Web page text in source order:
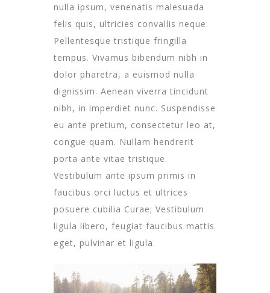
nulla ipsum, venenatis malesuada
felis quis, ultricies convallis neque.
Pellentesque tristique fringilla
tempus. Vivamus bibendum nibh in
dolor pharetra, a euismod nulla
dignissim. Aenean viverra tincidunt
nibh, in imperdiet nunc. Suspendisse
eu ante pretium, consectetur leo at,
congue quam. Nullam hendrerit
porta ante vitae tristique.
Vestibulum ante ipsum primis in
faucibus orci luctus et ultrices
posuere cubilia Curae; Vestibulum
ligula libero, feugiat faucibus mattis
eget, pulvinar et ligula.